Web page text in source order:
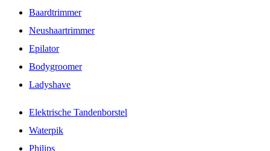
Baardtrimmer
Neushaartrimmer
Epilator
Bodygroomer
Ladyshave
Elektrische Tandenborstel
Waterpik
Philips